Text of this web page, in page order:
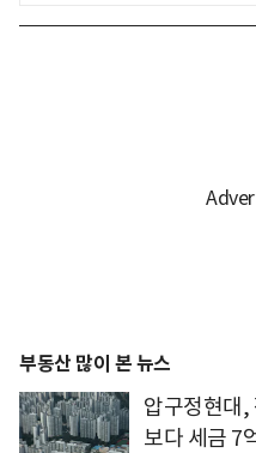
부동산 많이 본 뉴스
압구정현대,
보다 세금 7